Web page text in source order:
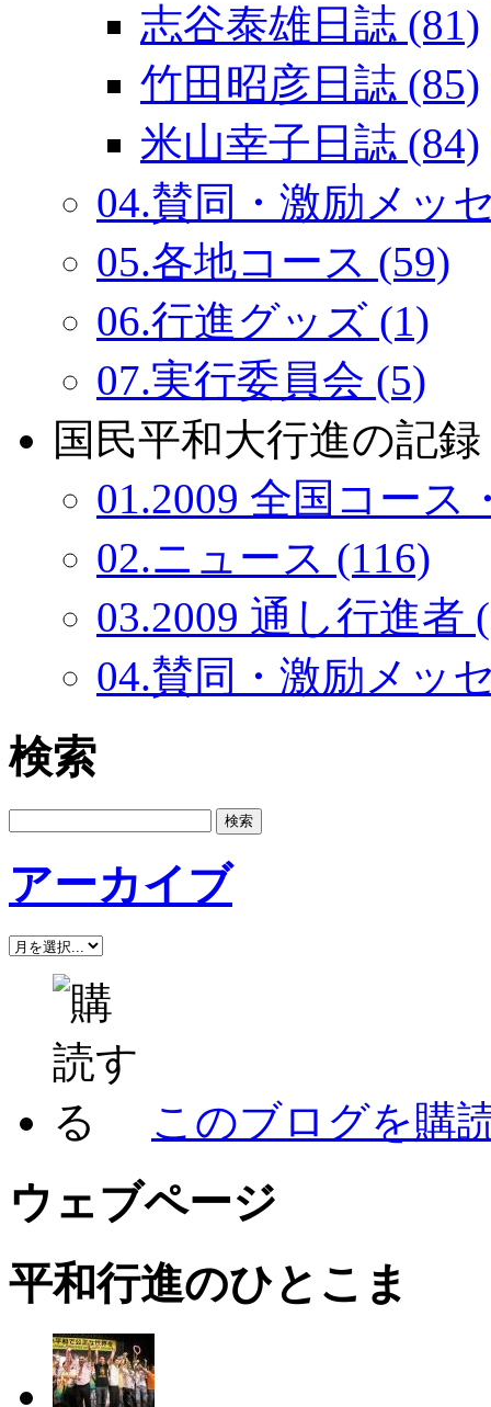
志谷泰雄日誌 (81)
竹田昭彦日誌 (85)
米山幸子日誌 (84)
04.賛同・激励メッ
05.各地コース (59)
06.行進グッズ (1)
07.実行委員会 (5)
国民平和大行進の記録
01.2009 全国コース
02.ニュース (116)
03.2009 通し行進者
04.賛同・激励メッ
検索
アーカイブ
このブログを購
ウェブページ
平和行進のひとこま